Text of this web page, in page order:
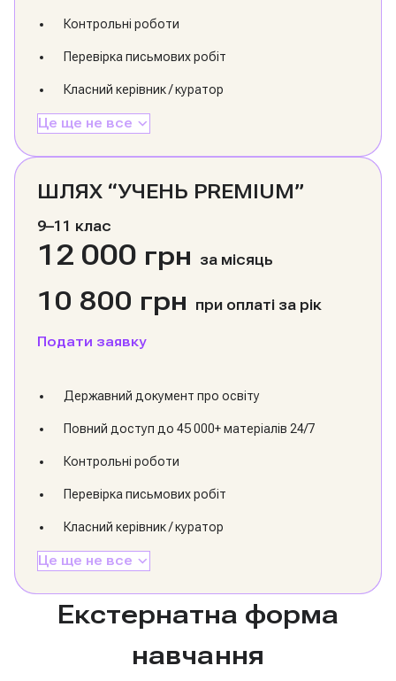
Контрольні роботи
Перевірка письмових робіт
Класний керівник / куратор
Це ще не все
ШЛЯХ “УЧЕНЬ PREMIUM”
9–11 клас
12 000 грн за місяць
10 800 грн при оплаті за рік
Подати заявку
Державний документ про освіту
Повний доступ до 45 000+ матеріалів 24/7
Контрольні роботи
Перевірка письмових робіт
Класний керівник / куратор
Це ще не все
Екстернатна форма
навчання